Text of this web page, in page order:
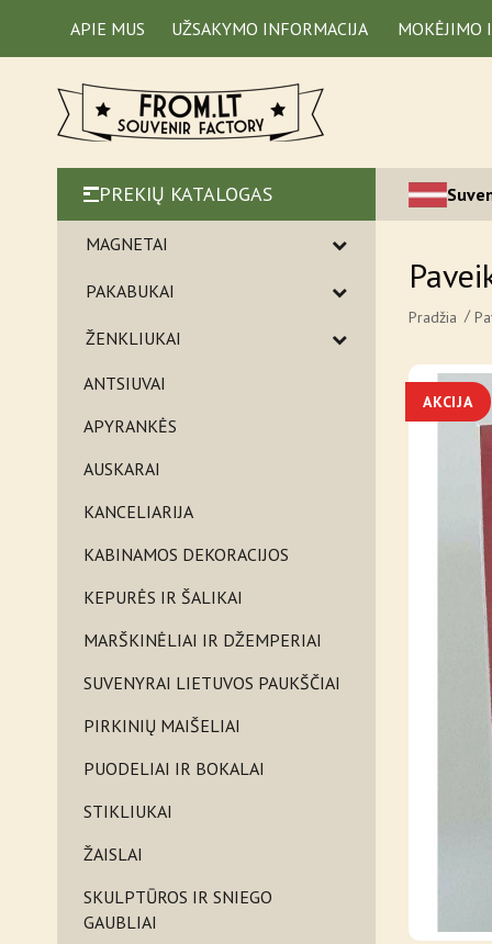
APIE MUS UŽSAKYMO INFORMACIJA MOKĖJIMO
PREKIŲ KATALOGAS
MAGNETAI
PAKABUKAI
ŽENKLIUKAI
ANTSIUVAI
APYRANKĖS
AUSKARAI
KANCELIARIJA
KABINAMOS DEKORACIJOS
KEPURĖS IR ŠALIKAI
MARŠKINĖLIAI IR DŽEMPERIAI
SUVENYRAI LIETUVOS PAUKŠČIAI
PIRKINIŲ MAIŠELIAI
PUODELIAI IR BOKALAI
STIKLIUKAI
ŽAISLAI
SKULPTŪROS IR SNIEGO
GAUBLIAI
Pradžia
AKCIJA